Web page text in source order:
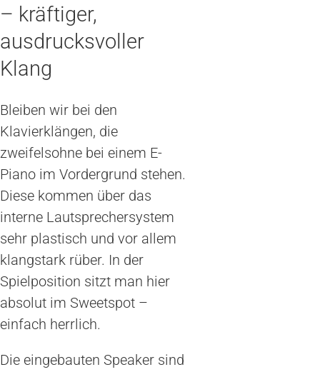
– kräftiger,
ausdrucksvoller
Klang
Bleiben wir bei den
Klavierklängen, die
zweifelsohne bei einem E-
Piano im Vordergrund stehen.
Diese kommen über das
interne Lautsprechersystem
sehr plastisch und vor allem
klangstark rüber. In der
Spielposition sitzt man hier
absolut im Sweetspot –
einfach herrlich.
Die eingebauten Speaker sind